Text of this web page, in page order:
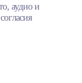
аудио и